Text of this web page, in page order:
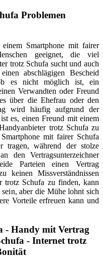
Problemen
Smartphone mit fairer
geeignet, die viel
trotz Schufa sucht und auch
abschlägigen Bescheid
es nicht möglich ist, ein
Verwandten oder Freund
über die Ehefrau oder den
wird häufig aufgrund der
es, einen Freund mit einem
trotz Schufa zu
mit fairer Schufa
tragen, während der stolze
den Vertragsunterzeichner
Parteien einen Vertrag
keinen Missverständnissen
trotz Schufa zu finden, kann
aber die Mühe lohnt sich
Vorteile erfreuen kann und
- Handy mit Vertrag
- Internet trotz